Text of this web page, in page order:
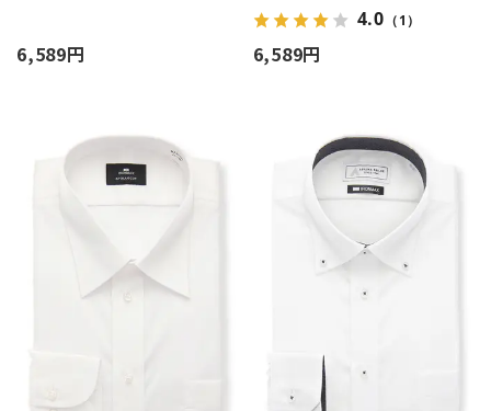
6,589円
4.0 （1）
6,589円